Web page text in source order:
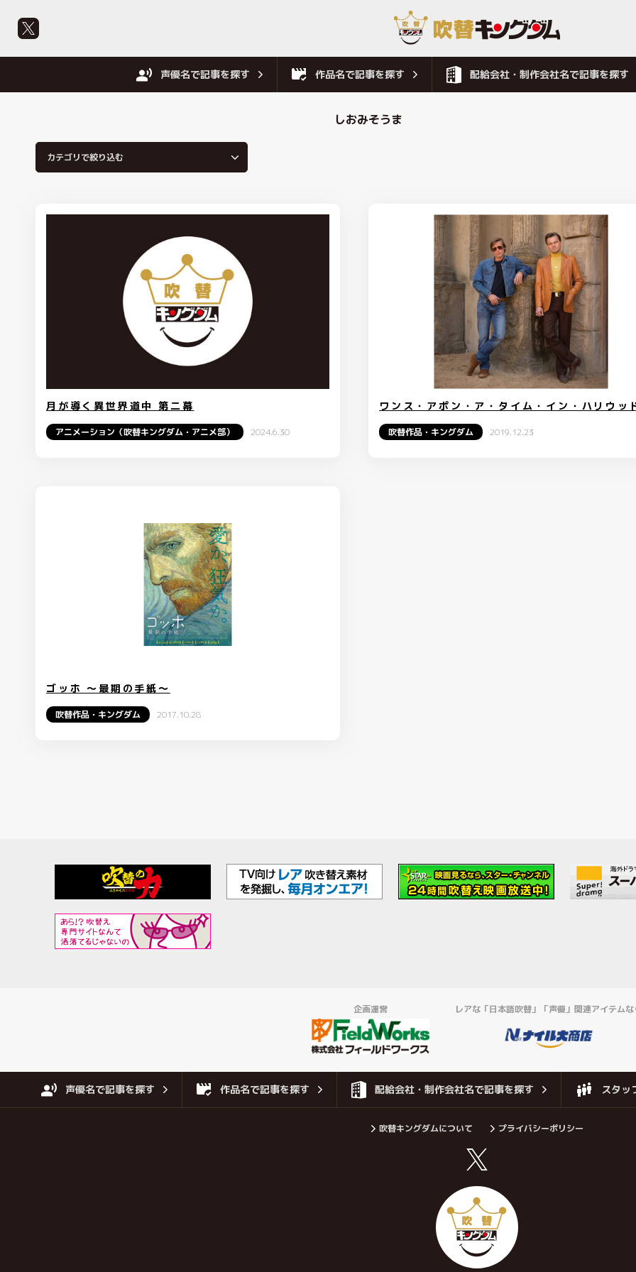
声優名で記事を探す 作品名で記事を探す 配給会社・制作会社名で記事を探す
しおみそうま
月が導く異世界道中 第二幕
アニメーション（吹替キングダム・アニメ部） 2024.6.30
ワンス・アポン・ア・タイム・イン・ハリウッ
吹替作品・キングダム 2019.12.23
ゴッホ ～最期の手紙～
吹替作品・キングダム 2017.10.28
企画運営 レアな「日本語吹替」「声優」関連アイテムな
声優名で記事を探す 作品名で記事を探す 配給会社・制作会社名で記事を探す スタッ
吹替キングダムについて プライバシーポリシー